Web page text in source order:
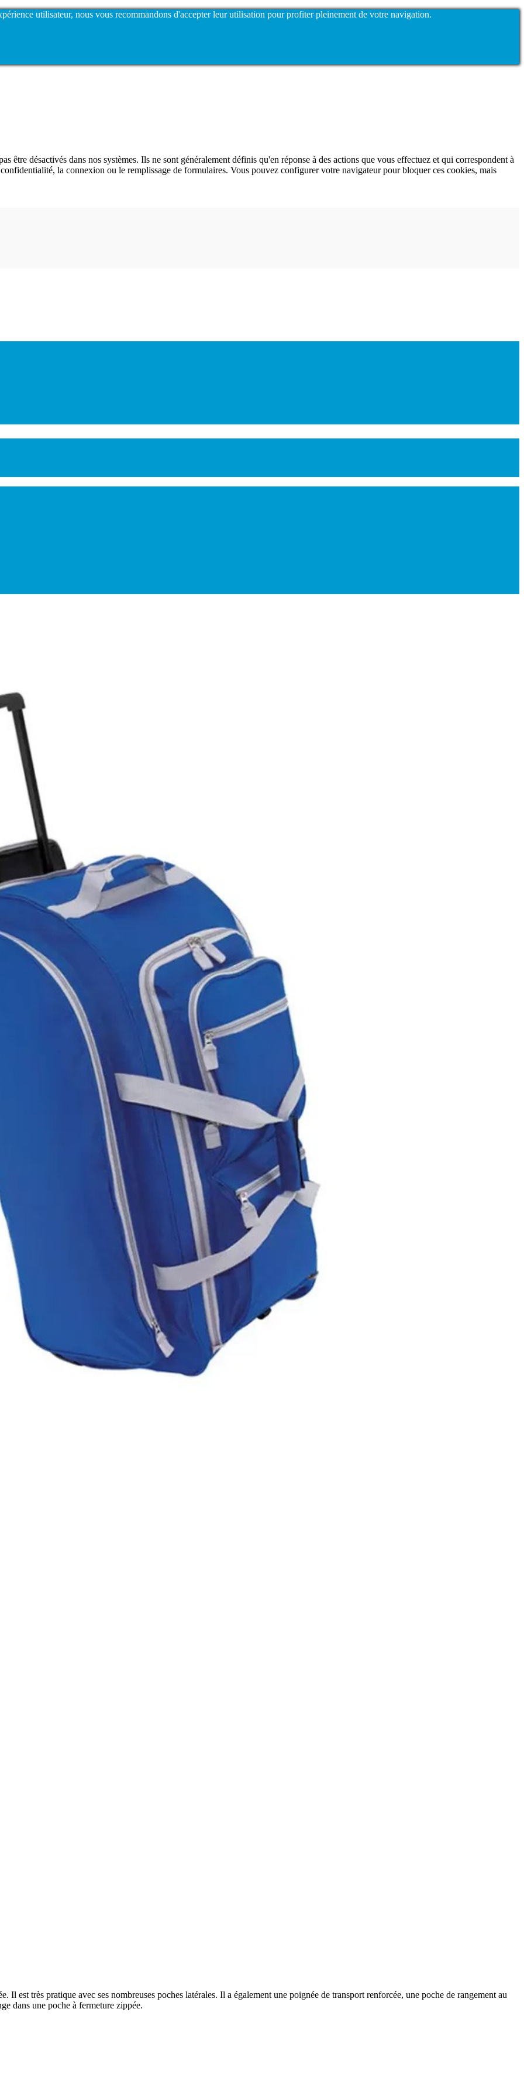
utilisateur, nous vous recommandons d'accepter leur utilisation pour profiter pleinement de votre navigation.
être désactivés dans nos systèmes. Ils ne sont généralement définis qu'en réponse à des actions que vous effectuez et qui correspondent à
la connexion ou le remplissage de formulaires. Vous pouvez configurer votre navigateur pour bloquer ces cookies, mais
est très pratique avec ses nombreuses poches latérales. Il a également une poignée de transport renforcée, une poche de rangement au
dans une poche à fermeture zippée.